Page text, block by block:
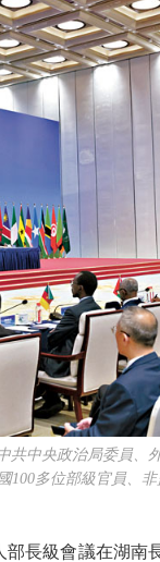
中央政治局委員、
多位部級官員、
級會議在湖南